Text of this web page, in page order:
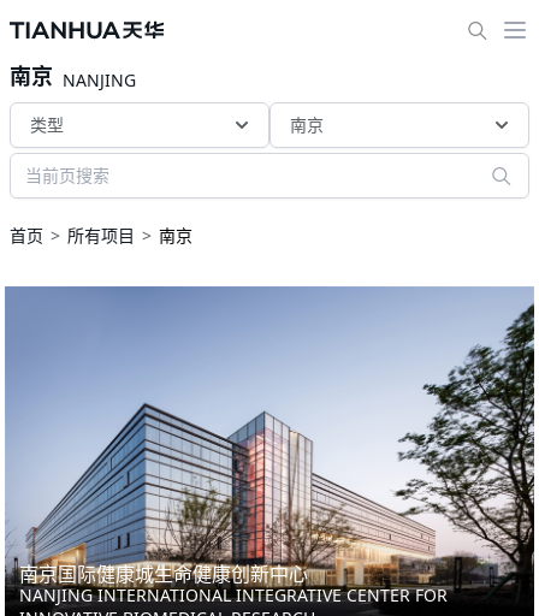
南京 NANJING
类型
南京
首页 所有项目 南京
南京国际健康城生命健康创新中心
NANJING INTERNATIONAL INTEGRATIVE CENTER FOR